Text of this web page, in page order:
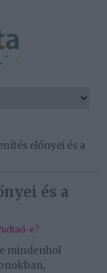
előnyei és a
és a
e?
mindenhol